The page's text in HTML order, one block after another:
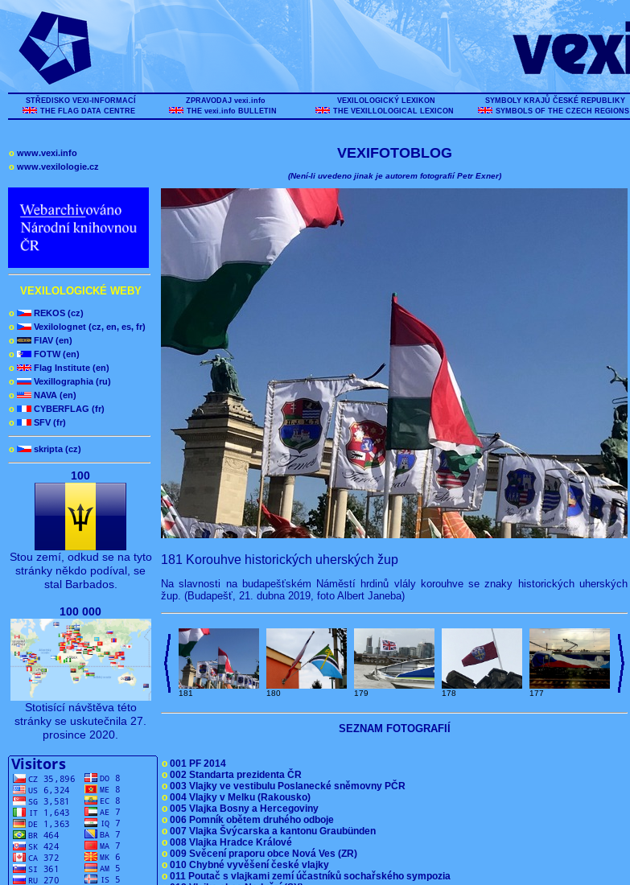
STŘEDISKO VEXI-INFORMACÍ
THE FLAG DATA CENTRE
ZPRAVODAJ vexi.info
THE vexi.info BULLETIN
VEXILOLOGICKÝ LEXIKON
THE VEXILLOLOGICAL LEXICON
SYMBOLY KRAJŮ ČESKÉ REPUBLIKY
SYMBOLS OF THE CZECH REGIONS
o www.vexi.info
o www.vexilologie.cz
VEXILOLOGICKÉ WEBY
o
REKOS (cz)
o
Vexilolognet (cz, en, es, fr)
o
FIAV (en)
o
FOTW (en)
o
Flag Institute (en)
o
Vexillographia (ru)
o
NAVA (en)
o
CYBERFLAG (fr)
o
SFV (fr)
o skripta (cz)
100
Stou zemí, odkud se na tyto
stránky někdo podíval, se
stal Barbados.
100 000
Stotisící návštěva této
stránky se uskutečnila 27.
prosince 2020.
VEXIFOTOBLOG
(Není-li uvedeno jinak je autorem fotografií Petr Exner)
181 Korouhve historických uherských žup
Na slavnosti na budapešťském Náměstí hrdinů vlály korouhve se znaky historických uherských
žup. (Budapešť, 21. dubna 2019, foto Albert Janeba)
181 180 179 178 177
SEZNAM FOTOGRAFIÍ
o 001 PF 2014
o 002 Standarta prezidenta ČR
o 003 Vlajky ve vestibulu Poslanecké sněmovny PČR
o 004 Vlajky v Melku (Rakousko)
o 005 Vlajka Bosny a Hercegoviny
o 006 Pomník obětem druhého odboje
o 007 Vlajka Švýcarska a kantonu Graubünden
o 008 Vlajka Hradce Králové
o 009 Svěcení praporu obce Nová Ves (ZR)
o 010 Chybné vyvěšení české vlajky
o 011 Poutač s vlajkami zemí účastníků sochařského sympozia